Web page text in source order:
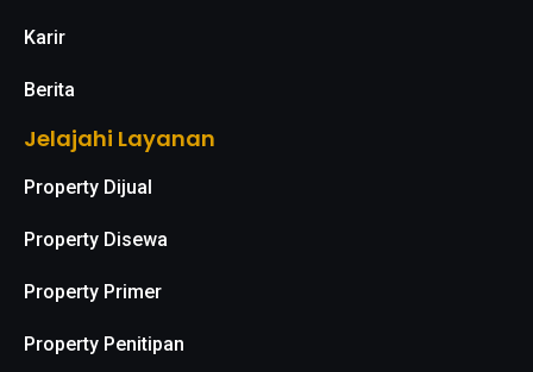
Karir
Berita
Jelajahi Layanan
Property Dijual
Property Disewa
Property Primer
Property Penitipan